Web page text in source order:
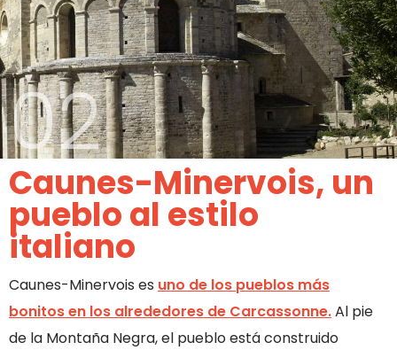
02
Caunes-Minervois, un
pueblo al estilo
italiano
Caunes-Minervois es uno de los pueblos más
bonitos en los alrededores de Carcassonne.Al pie
de la Montaña Negra, el pueblo está construido